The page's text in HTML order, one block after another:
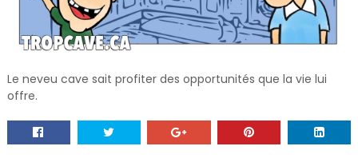
Le neveu cave sait profiter des opportunités que la vie lui
offre.